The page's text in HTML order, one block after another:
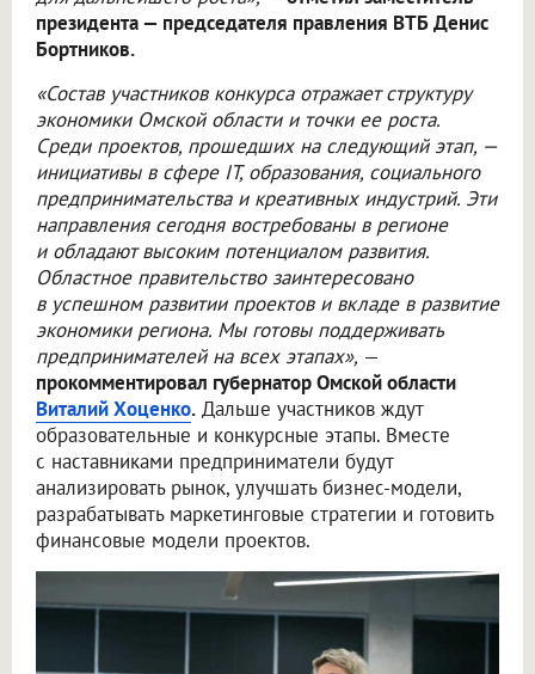
президента — председателя правления ВТБ Денис
Бортников.
«Состав участников конкурса отражает структуру
экономики Омской области и точки ее роста.
Среди проектов, прошедших на следующий этап, —
инициативы в сфере IT, образования, социального
предпринимательства и креативных индустрий. Эти
направления сегодня востребованы в регионе
и обладают высоким потенциалом развития.
Областное правительство заинтересовано
в успешном развитии проектов и вкладе в развитие
экономики региона. Мы готовы поддерживать
предпринимателей на всех этапах», —
прокомментировал губернатор Омской области
Виталий Хоценко. Дальше участников ждут
образовательные и конкурсные этапы. Вместе
с наставниками предприниматели будут
анализировать рынок, улучшать бизнес-модели,
разрабатывать маркетинговые стратегии и готовить
финансовые модели проектов.